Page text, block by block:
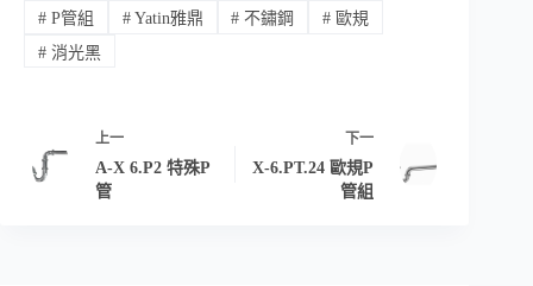
#P管組 #Yatin雅鼎 # 不鏽鋼 # 歐規
#消光黑
上一
A-X 6.P2 特殊P
管
下一
X-6.PT.24 歐規P
管組